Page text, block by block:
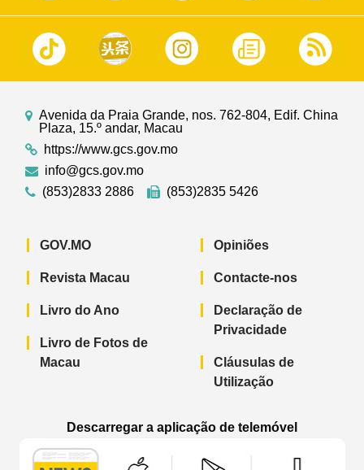
Avenida da Praia Grande, nos. 762-804, Edif. China
Plaza, 15.º andar, Macau
https://www.gcs.gov.mo
info@gcs.gov.mo
(853)2833 2886
(853)2835 5426
GOV.MO
Revista Macau
Livro do Ano
Livro de Fotos de
Macau
Opiniões
Contacte-nos
Declaração de
Privacidade
Cláusulas de
Utilização
Descarregar a aplicação de telemóvel